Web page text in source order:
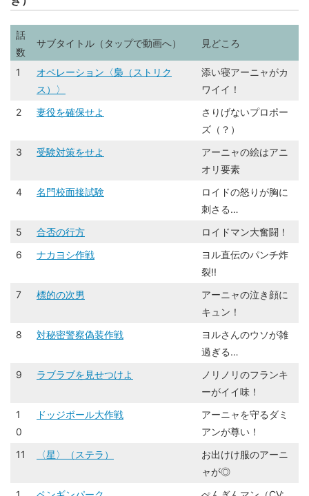
話
数
サブタイトル（タップで動画へ） 見どころ
1
オペレーション〈梟（ストリク
ス）〉
添い寝アーニャがカ
ワイイ！
2
妻役を確保せよ
さりげないプロポー
ズ（？）
3
受験対策をせよ
アーニャの絵はアニ
オリ要素
4
名門校面接試験
ロイドの怒りが胸に
刺さる…
5
合否の行方
ロイドマン大奮闘！
6
ナカヨシ作戦
ヨル直伝のパンチ炸
裂!!
7
標的の次男
アーニャの泣き顔に
キュン！
8
対秘密警察偽装作戦
ヨルさんのウソが雑
過ぎる…
9
ラブラブを見せつけよ
ノリノリのフランキ
ーがイイ味！
1
0
ドッジボール大作戦
アーニャを守るダミ
アンが尊い！
11
〈星〉（ステラ）
お出けけ服のアーニ
ャが◎